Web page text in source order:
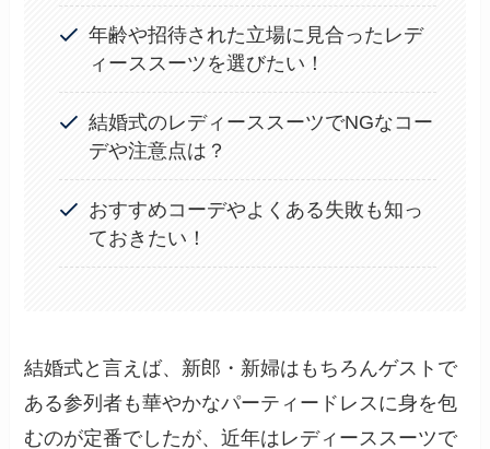
年齢や招待された立場に見合ったレデ
ィーススーツを選びたい！
結婚式のレディーススーツでNGなコー
デや注意点は？
おすすめコーデやよくある失敗も知っ
ておきたい！
結婚式と言えば、新郎・新婦はもちろんゲストで
ある参列者も華やかなパーティードレスに身を包
むのが定番でしたが、近年はレディーススーツで